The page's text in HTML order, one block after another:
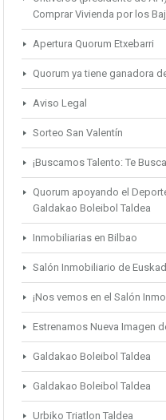
Comprar Vivienda por los
Apertura Quorum Etxebarri
Quorum ya tiene ganadora
Aviso Legal
Sorteo San Valentín
¡Buscamos Talento: Te
Quorum apoyando el
Galdakao Boleibol Taldea
Inmobiliarias en Bilbao
Salón Inmobiliario de
¡Nos vemos en el Salón
Estrenamos Nueva Imagen
Galdakao Boleibol Taldea
Galdakao Boleibol Taldea
Urbiko Triatlon Taldea